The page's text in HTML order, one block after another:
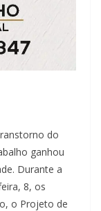
do
ganhou
Durante a
8, os
o Projeto de